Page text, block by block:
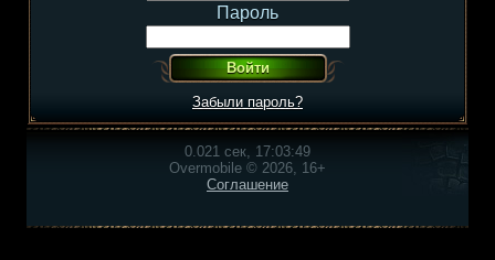
Пароль
Забыли пароль?
0.021 сек, 17:03:49
Overmobile © 2026, 16+
Соглашение